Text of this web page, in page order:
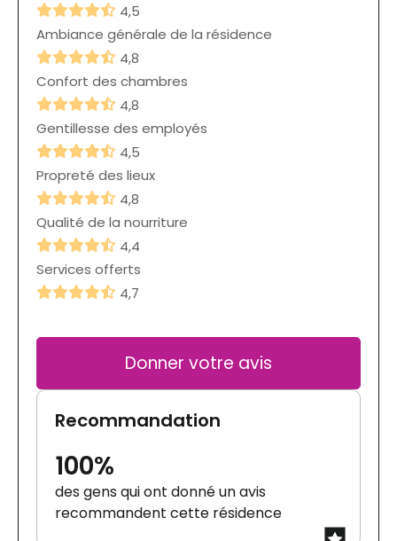
4,5
Ambiance générale de la résidence
4,8
Confort des chambres
4,8
Gentillesse des employés
4,5
Propreté des lieux
4,8
Qualité de la nourriture
4,4
Services offerts
4,7
Donner votre avis
Recommandation
100%
des gens qui ont donné un avis
recommandent cette résidence